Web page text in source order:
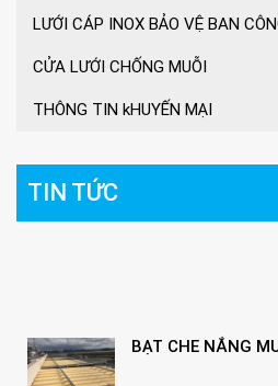
LƯỚI CÁP INOX BẢO VỆ BAN
CỬA LƯỚI CHỐNG MUỖI
THÔNG TIN kHUYẾN MẠI
TIN TỨC